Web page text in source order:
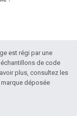
est régi par une
échantillons de code
plus, consultez les
marque déposée